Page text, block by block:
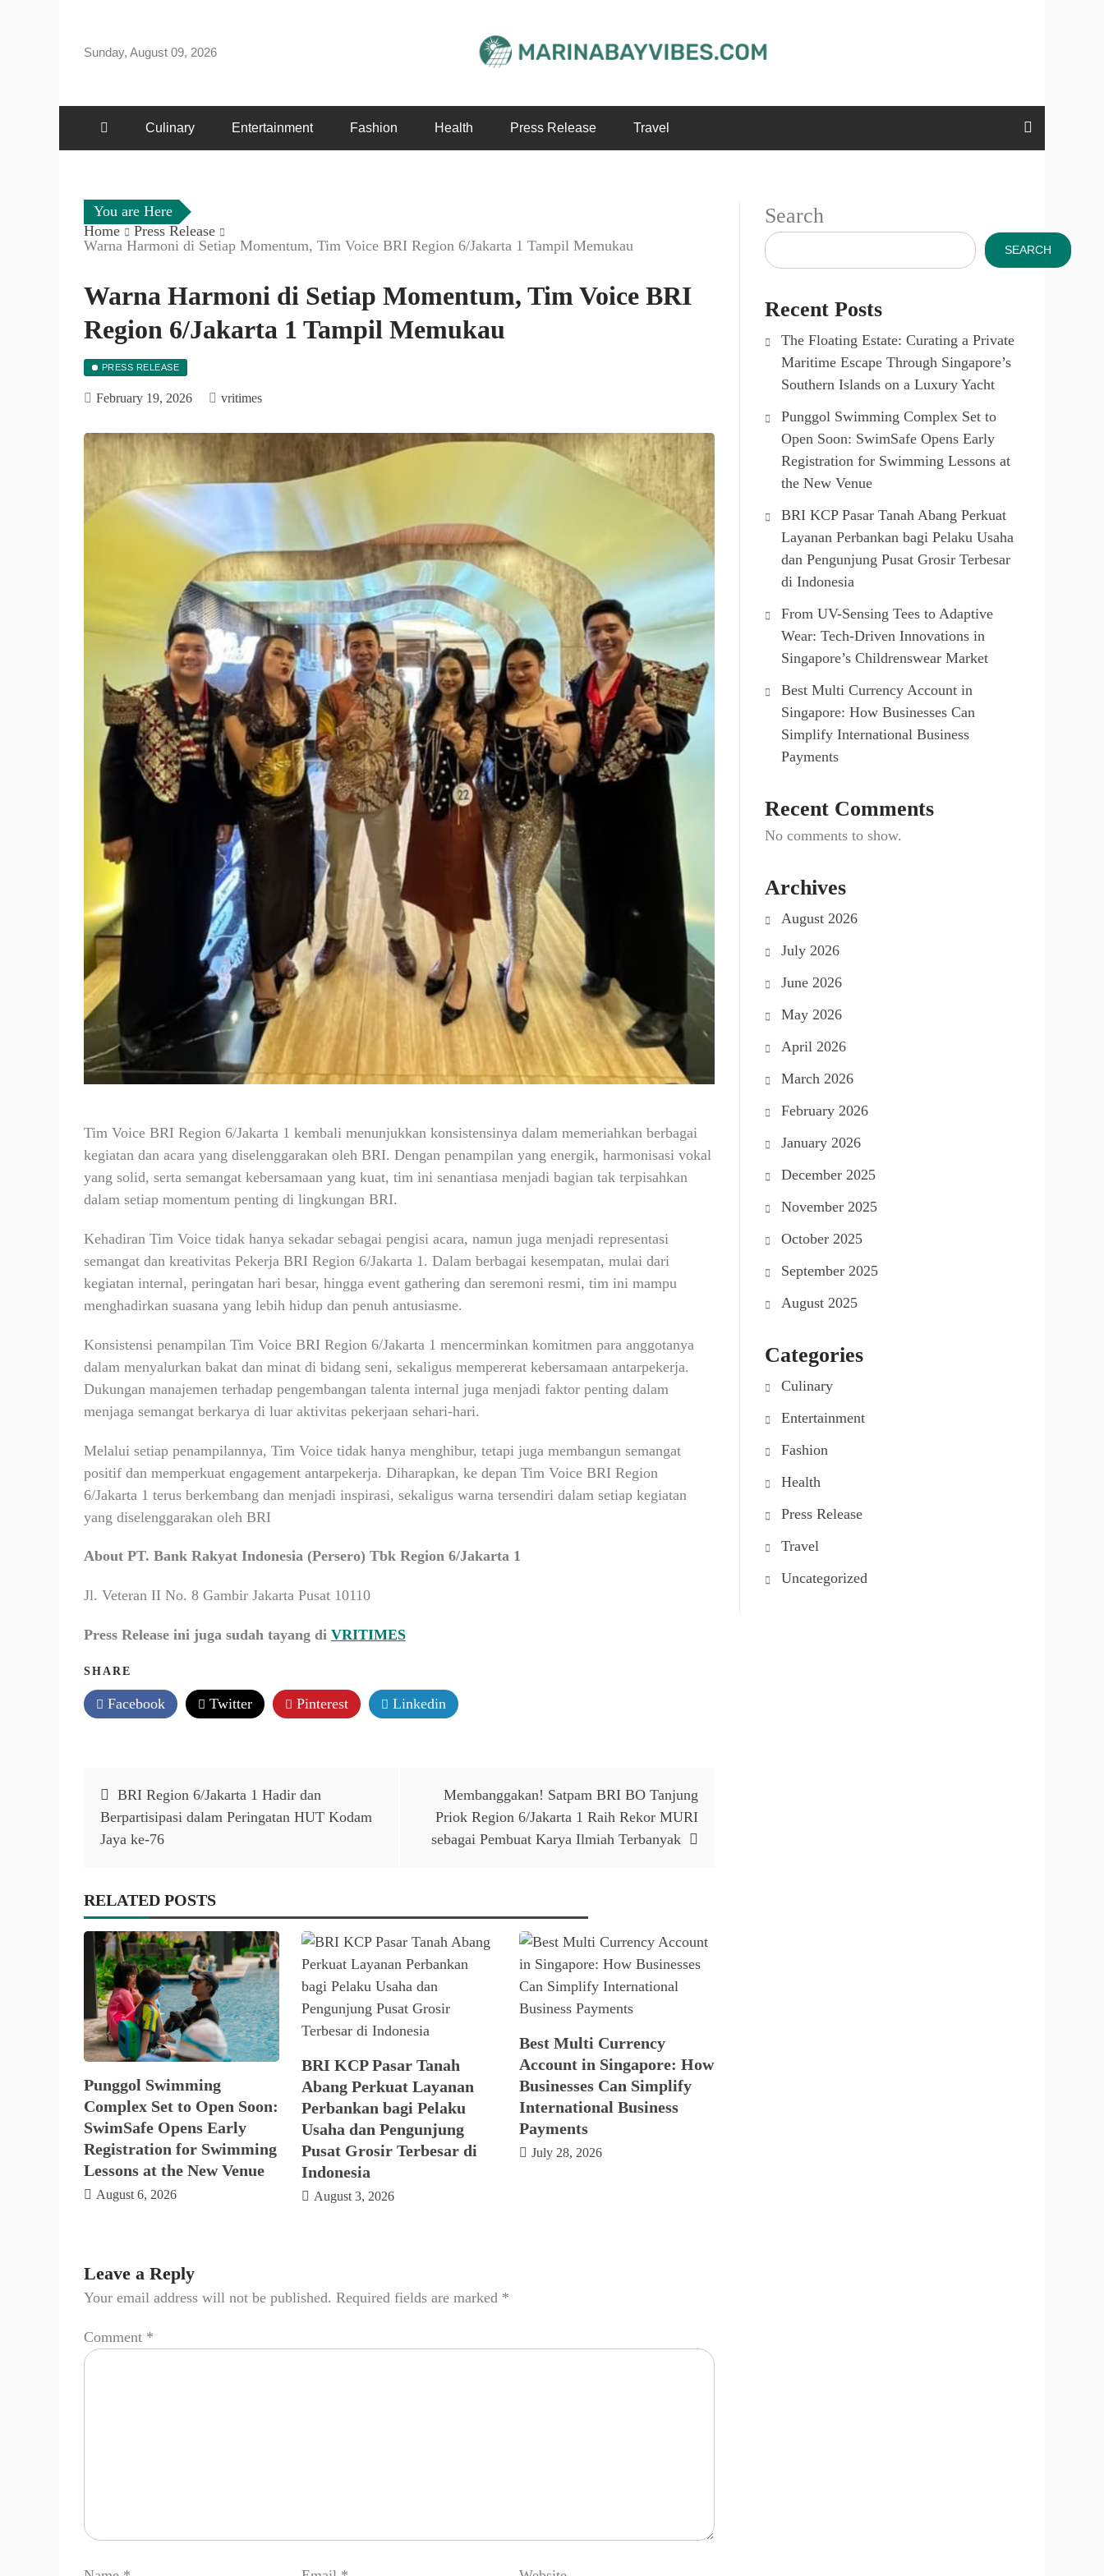
contentSunday, August 09, 2026
Culinary Entertainment Fashion Health Press Release Travel
You are Here
Home
Press Release
Warna Harmoni di Setiap Momentum, Tim Voice BRI Region 6/Jakarta 1 Tampil Memukau
Warna Harmoni di Setiap Momentum, Tim Voice BRI
Region 6/Jakarta 1 Tampil Memukau
PRESS RELEASE
February 19, 2026 vritimes
Tim Voice BRI Region 6/Jakarta 1 kembali menunjukkan konsistensinya dalam memeriahkan berbagai
kegiatan dan acara yang diselenggarakan oleh BRI. Dengan penampilan yang energik, harmonisasi vokal
yang solid, serta semangat kebersamaan yang kuat, tim ini senantiasa menjadi bagian tak terpisahkan
dalam setiap momentum penting di lingkungan BRI.
Kehadiran Tim Voice tidak hanya sekadar sebagai pengisi acara, namun juga menjadi representasi
semangat dan kreativitas Pekerja BRI Region 6/Jakarta 1. Dalam berbagai kesempatan, mulai dari
kegiatan internal, peringatan hari besar, hingga event gathering dan seremoni resmi, tim ini mampu
menghadirkan suasana yang lebih hidup dan penuh antusiasme.
Konsistensi penampilan Tim Voice BRI Region 6/Jakarta 1 mencerminkan komitmen para anggotanya
dalam menyalurkan bakat dan minat di bidang seni, sekaligus mempererat kebersamaan antarpekerja.
Dukungan manajemen terhadap pengembangan talenta internal juga menjadi faktor penting dalam
menjaga semangat berkarya di luar aktivitas pekerjaan sehari-hari.
Melalui setiap penampilannya, Tim Voice tidak hanya menghibur, tetapi juga membangun semangat
positif dan memperkuat engagement antarpekerja. Diharapkan, ke depan Tim Voice BRI Region
6/Jakarta 1 terus berkembang dan menjadi inspirasi, sekaligus warna tersendiri dalam setiap kegiatan
yang diselenggarakan oleh BRI
About PT. Bank Rakyat Indonesia (Persero) Tbk Region 6/Jakarta 1
Jl. Veteran II No. 8 Gambir Jakarta Pusat 10110
Press Release ini juga sudah tayang di VRITIMES
SHARE
Facebook Twitter Pinterest Linkedin
Post
navigation
BRI Region 6/Jakarta 1 Hadir dan
Berpartisipasi dalam Peringatan HUT Kodam
Jaya ke-76
Membanggakan! Satpam BRI BO Tanjung
Priok Region 6/Jakarta 1 Raih Rekor MURI
sebagai Pembuat Karya Ilmiah Terbanyak
RELATED POSTS
Punggol Swimming
Complex Set to Open Soon:
SwimSafe Opens Early
Registration for Swimming
Lessons at the New Venue
August 6, 2026
BRI KCP Pasar Tanah
Abang Perkuat Layanan
Perbankan bagi Pelaku
Usaha dan Pengunjung
Pusat Grosir Terbesar di
Indonesia
August 3, 2026
Best Multi Currency
Account in Singapore: How
Businesses Can Simplify
International Business
Payments
July 28, 2026
Leave a Reply
Your email address will not be published. Required fields are marked *
Comment *
Search
SEARCH
Recent Posts
The Floating Estate: Curating a Private
Maritime Escape Through Singapore’s
Southern Islands on a Luxury Yacht
Punggol Swimming Complex Set to
Open Soon: SwimSafe Opens Early
Registration for Swimming Lessons at
the New Venue
BRI KCP Pasar Tanah Abang Perkuat
Layanan Perbankan bagi Pelaku Usaha
dan Pengunjung Pusat Grosir Terbesar
di Indonesia
From UV-Sensing Tees to Adaptive
Wear: Tech-Driven Innovations in
Singapore’s Childrenswear Market
Best Multi Currency Account in
Singapore: How Businesses Can
Simplify International Business
Payments
Recent Comments
No comments to show.
Archives
August 2026
July 2026
June 2026
May 2026
April 2026
March 2026
February 2026
January 2026
December 2025
November 2025
October 2025
September 2025
August 2025
Categories
Culinary
Entertainment
Fashion
Health
Press Release
Travel
Uncategorized